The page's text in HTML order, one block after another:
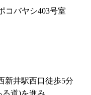
コバヤシ403号室
新井駅西口徒歩5分
道)を進み、